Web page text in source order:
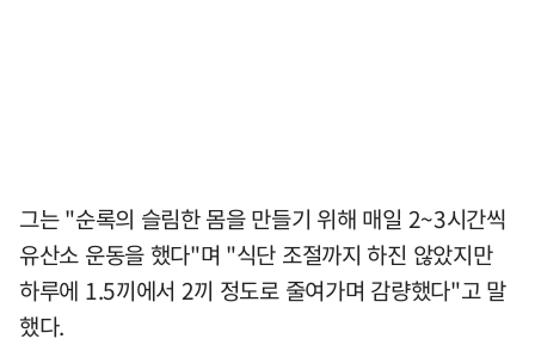
그는 "순록의 슬림한 몸을 만들기 위해 매일 2~3시간씩
유산소 운동을 했다"며 "식단 조절까지 하진 않았지만
하루에 1.5끼에서 2끼 정도로 줄여가며 감량했다"고 말
했다.